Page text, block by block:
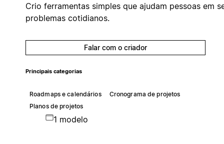
Crio ferramentas simples que ajudam pessoas em
problemas cotidianos.
Falar com o criador
Principais categorias
Roadmaps e calendários
Cronograma de projetos
Planos de projetos
1 modelo